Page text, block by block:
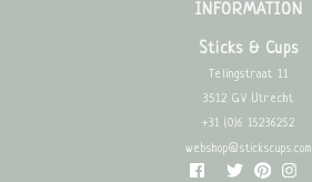
INFORMATION
Sticks & Cups
Telingstraat 11
3512 GV Utrecht
+31 (0)6 15236252
webshop@stickscups.com